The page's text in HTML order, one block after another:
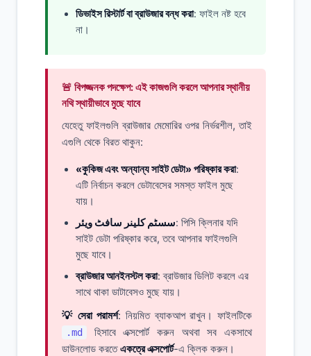
ডিভাইস রিস্টার্ট বা ব্রাউজার বন্ধ করা: ফাইল নষ্ট হবে
না।
🚨 বিপজ্জনক পদক্ষেপ: এই কাজগুলি করলে আপনার স্থানীয়
নথি স্থায়ীভাবে মুছে যাবে
যেহেতু ফাইলগুলি ব্রাউজার মেমোরির ওপর নির্ভরশীল, তাই
এগুলি থেকে বিরত থাকুন:
«কুকিজ এবং অন্যান্য সাইট ডেটা» পরিষ্কার করা:
এটি নির্বাচন করলে ডেটাবেসের সমস্ত ফাইল মুছে
যায়।
سسٹم کلینر سافٹ ویئر: পিসি ক্লিনার যদি
সাইট ডেটা পরিষ্কার করে, তবে আপনার ফাইলগুলি
মুছে যাবে।
ব্রাউজার আনইনস্টল করা: ব্রাউজার ডিলিট করলে এর
সাথে থাকা ডাটাবেসও মুছে যায়।
💡 সেরা পরামর্শ: নিয়মিত ব্যাকআপ রাখুন। ফাইলটিকে
.md
হিসাবে এক্সপোর্ট করুন অথবা সব একসাথে
ডাউনলোড করতেএকত্রে এক্সপোর্ট-এ ক্লিক করুন।